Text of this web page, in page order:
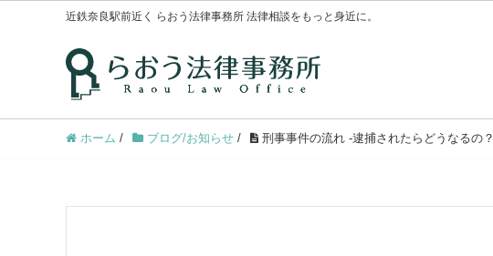
近鉄奈良駅前近く らおう法律事務所 法律相談をもっと身近に。
ホーム / ブログ/お知らせ / 刑事事件の流れ -逮捕されたらどうなるの？